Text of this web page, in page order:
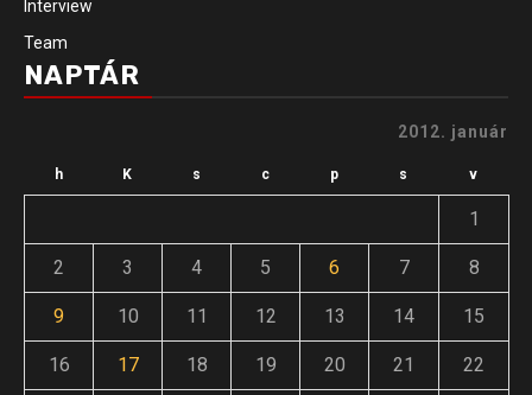
Interview
Team
NAPTÁR
2012. január
h K s c p s v
1
2 3 4 5 6 7 8
9 10 11 12 13 14 15
16 17 18 19 20 21 22